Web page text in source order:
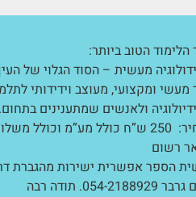
הטוב ביותר:
מעשית – הסוד הגלוי של
ומקצועי, מעוצב וידידותי
ולאנשים שמתענינים בתחום.
המחיר: 250 ש”ח כולל מע”מ וכולל
רשום
הספר אפשרית ישירות מהגברת
2188929. תודה רבה